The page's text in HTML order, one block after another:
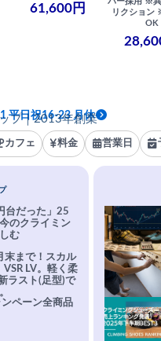
61,600円
リクション
OK
プ｜2013年創業
平日祝16-23 月休
カフェ 料金 営業日
台だった」25
のクライミン
む
まで！スカル
LV。軽く柔
ラスト(足型)で
ンペーン全商品